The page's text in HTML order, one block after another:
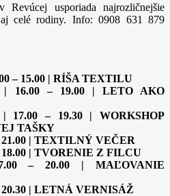
Revúcej usporiada najrozličnejšie
celé rodiny. Info: 0908 631 879
– 15.00 | RÍŠA TEXTILU
| 16.00 – 19.00 | LETO AKO
17.00 – 19.30 | WORKSHOP
TAŠKY
21.00 | TEXTILNÝ VEČER
18.00 | TVORENIE Z FILCU
– 20.00 | MAĽOVANIE
20.30 | LETNÁ VERNISÁŽ